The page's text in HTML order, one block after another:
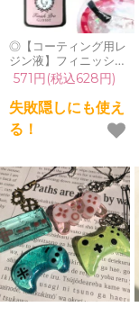
◎【コーティング用レ
ジン液】フィニッシュ
プロ・グロッシー 8ml
レジン コーティング液
コーティング剤 トップ
コートコート剤 ブラシ
付 ハケ付 艶 ツヤ 補修
571円(税込628円)
失敗隠しにも使え
る！